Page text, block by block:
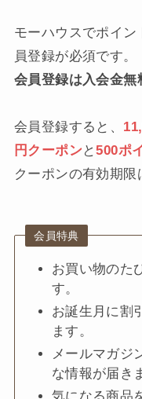
モーハウスでポイ
員登録が必須です。
会員登録は入会金無
会員登録すると、
円クーポンと500ポ
クーポンの有効期限
会員特典
お買い物のた
す。
お誕生月に割
ます。
メールマガジ
な情報が届き